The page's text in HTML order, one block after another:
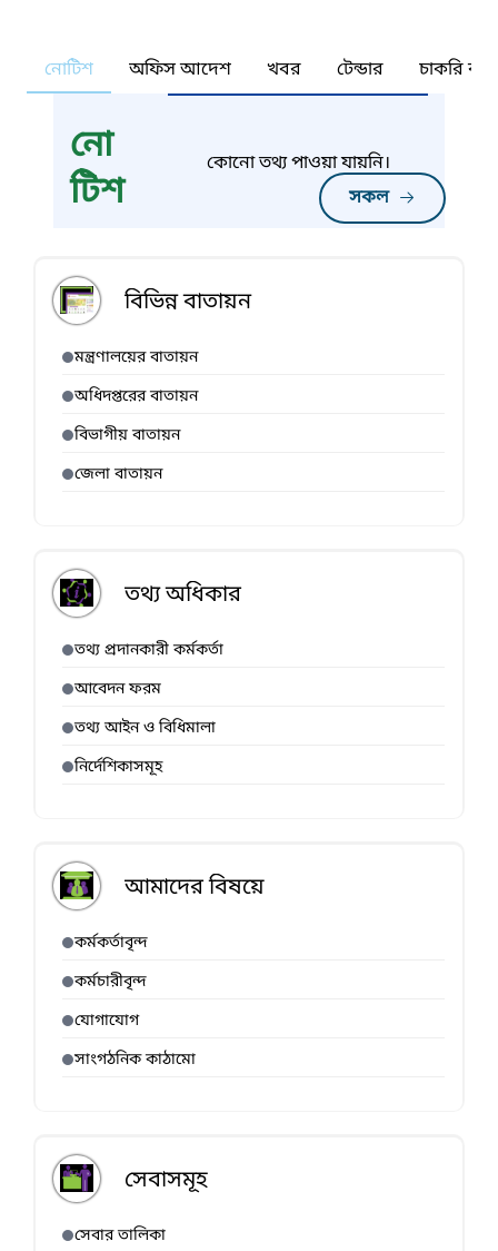
নোটিশ অফিস আদেশ খবর টেন্ডার চাকরি
নো
টিশ
সকল
কোনো তথ্য পাওয়া যায়নি।
বিভিন্ন বাতায়ন
মন্ত্রণালয়ের বাতায়ন
অধিদপ্তরের বাতায়ন
বিভাগীয় বাতায়ন
জেলা বাতায়ন
তথ্য অধিকার
তথ্য প্রদানকারী কর্মকর্তা
আবেদন ফরম
তথ্য আইন ও বিধিমালা
নির্দেশিকাসমূহ
আমাদের বিষয়ে
কর্মকর্তাবৃন্দ
কর্মচারীবৃন্দ
যোগাযোগ
সাংগঠনিক কাঠামো
সেবাসমূহ
সেবার তালিকা